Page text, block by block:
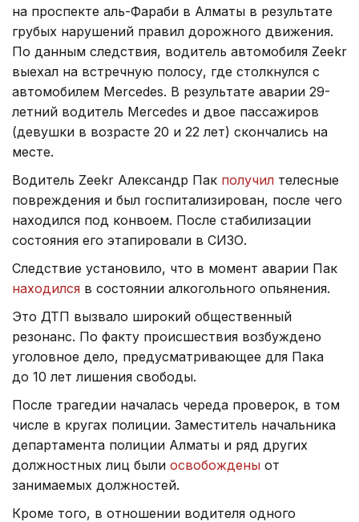
на проспекте аль-Фараби в Алматы в результате
грубых нарушений правил дорожного движения.
По данным следствия, водитель автомобиля Zeekr
выехал на встречную полосу, где столкнулся с
автомобилем Mercedes. В результате аварии 29-
летний водитель Mercedes и двое пассажиров
(девушки в возрасте 20 и 22 лет) скончались на
месте.
Водитель Zeekr Александр Пак получил телесные
повреждения и был госпитализирован, после чего
находился под конвоем. После стабилизации
состояния его этапировали в СИЗО.
Следствие установило, что в момент аварии Пак
находился в состоянии алкогольного опьянения.
Это ДТП вызвало широкий общественный
резонанс. По факту происшествия возбуждено
уголовное дело, предусматривающее для Пака
до 10 лет лишения свободы.
После трагедии началась череда проверок, в том
числе в кругах полиции. Заместитель начальника
департамента полиции Алматы и ряд других
должностных лиц были освобождены от
занимаемых должностей.
Кроме того, в отношении водителя одного